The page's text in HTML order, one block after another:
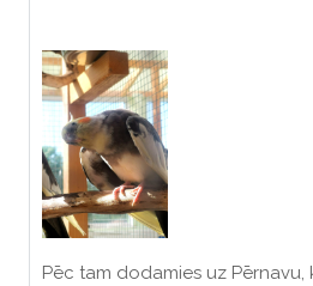
Pēc tam dodamies uz Pērnavu,